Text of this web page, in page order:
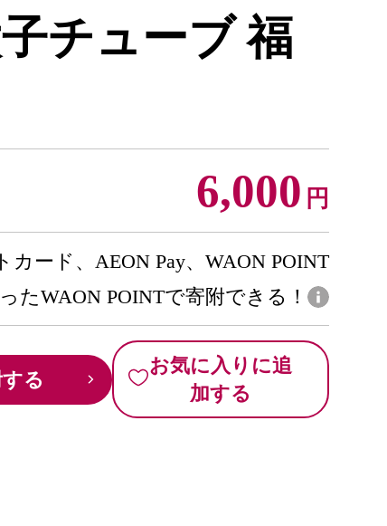
チューブ 福
6,000 円
カード、AEON Pay、WAON POINT
たWAON POINTで寄附できる！
る
お気に入りに追
加する